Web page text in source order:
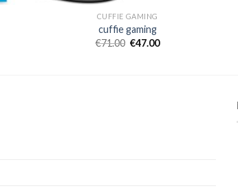
CUFFIE GAMING
cuffie gaming
€71.00 €47.00